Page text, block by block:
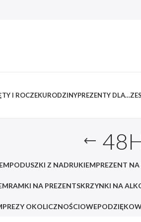
I ROCZEKURODZINYPREZENTY DLA…
PODUSZKI Z NADRUKIEMPREZENT
RAMKI NA PREZENTSKRZYNKI NA
OKOLICZNOŚCIOWE